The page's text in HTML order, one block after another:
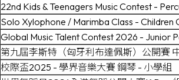
22nd Kids & Teenagers Music Contest -
Solo Xylophone / Marimba Class - Children
Global Music Talent Contest 2026 - Junior
第九屆李斯特（匈牙利布達佩斯）公開賽
校際盃2025 - 學界音樂大賽 鋼琴 - 小學組